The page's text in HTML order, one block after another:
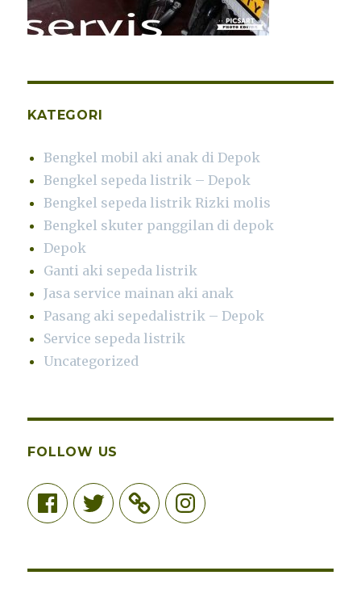
KATEGORI
Bengkel mobil aki anak di Depok
Bengkel sepeda listrik – Depok
Bengkel sepeda listrik Rizki molis
Bengkel skuter panggilan di depok
Depok
Ganti aki sepeda listrik
Jasa service mainan aki anak
Pasang aki sepedalistrik – Depok
Service sepeda listrik
Uncategorized
FOLLOW US
FacebookTwitter Instagram